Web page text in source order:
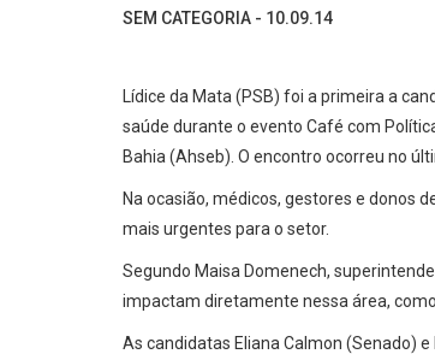
SEM CATEGORIA - 10.09.14
Lídice da Mata (PSB) foi a primeira a
saúde durante o evento Café com
Bahia (Ahseb). O encontro ocorreu no
Na ocasião, médicos, gestores e donos
mais urgentes para o setor.
Segundo Maisa Domenech,
impactam diretamente nessa área,
As candidatas Eliana Calmon (Senado)